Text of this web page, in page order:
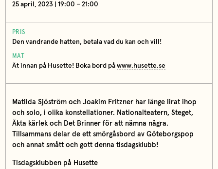
25 april, 2023 | 19:00 – 21:00
PRIS
Den vandrande hatten, betala vad du kan och vill!
MAT
Ät innan på Husette! Boka bord på www.husette.se
Matilda Sjöström och Joakim Fritzner har länge lirat ihop
och solo, i olika konstellationer. Nationalteatern, Steget,
Äkta kärlek och Det Brinner för att nämna några.
Tillsammans delar de ett smörgåsbord av Göteborgspop
och annat smått och gott denna tisdagsklubb!
Tisdagsklubben på Husette